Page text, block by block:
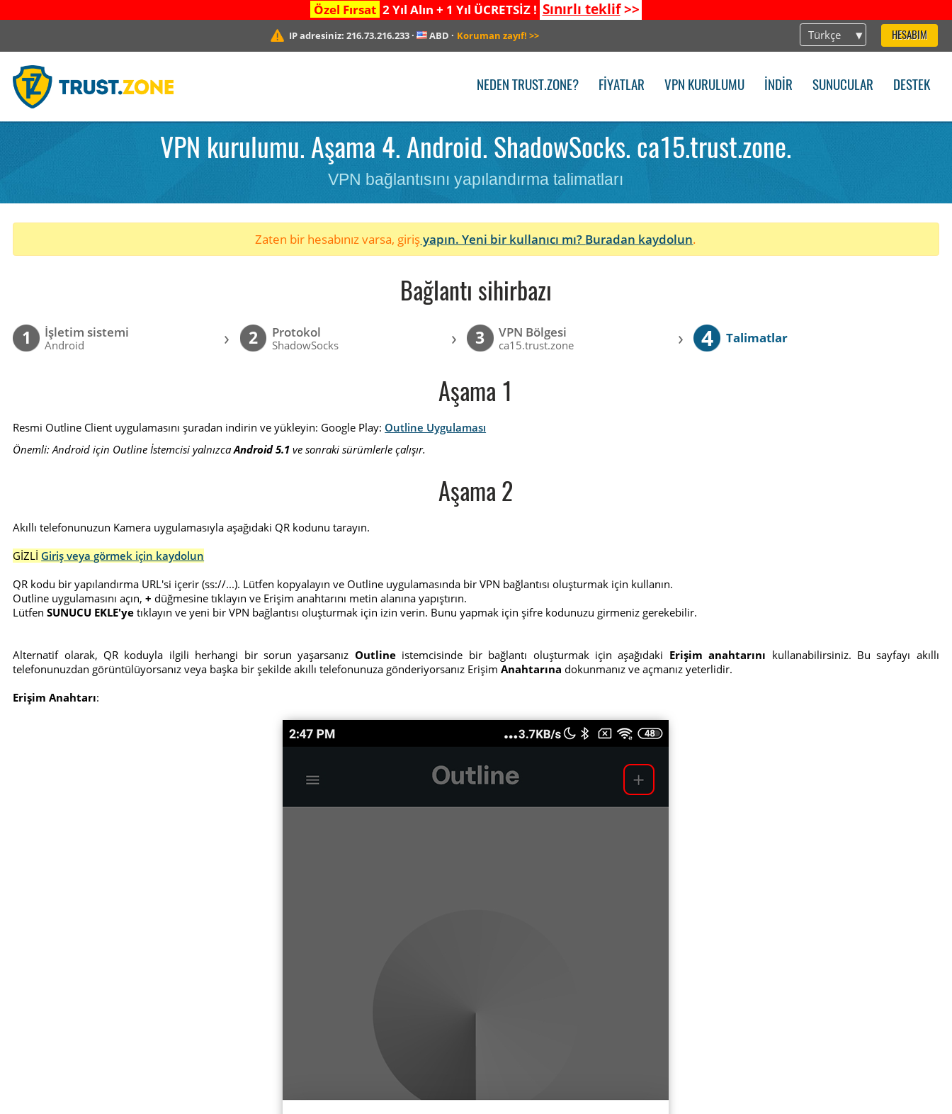
Özel Fırsat 2 Yıl Alın + 1 Yıl ÜCRETSİZ ! Sınırlı teklif>>
Türkçe HESABIM
IP adresiniz:216.73.216.233 · ABD · Koruman zayıf! >>
NEDEN TRUST.ZONE? FIYATLAR VPN KURULUMU İNDIR SUNUCULAR DESTEK
VPN kurulumu. Aşama 4. Android. ShadowSocks. ca15.trust.zone.
VPN bağlantısını yapılandırma talimatları
Zaten bir hesabınız varsa, girişyapın. Yeni bir kullanıcı mı? Buradan kaydolun.
Bağlantı sihirbazı
1 İşletim sistemi
Android › 2 Protokol
ShadowSocks › 3 VPN Bölgesi
ca15.trust.zone › 4 Talimatlar
Aşama 1
Resmi Outline Client uygulamasını şuradan indirin ve yükleyin: Google Play: Outline Uygulaması
Önemli: Android için Outline İstemcisi yalnızcaAndroid 5.1 ve sonraki sürümlerle çalışır.
Aşama 2
Akıllı telefonunuzun Kamera uygulamasıyla aşağıdaki QR kodunu tarayın.
GİZLİ Giriş veya görmek için kaydolun
QR kodu bir yapılandırma URL'si içerir (ss://...). Lütfen kopyalayın ve Outline uygulamasında bir VPN bağlantısı oluşturmak için kullanın.
Outline uygulamasını açın,+ düğmesine tıklayın ve Erişim anahtarını metin alanına yapıştırın.
LütfenSUNUCU EKLE'ye tıklayın ve yeni bir VPN bağlantısı oluşturmak için izin verin. Bunu yapmak için şifre kodunuzu girmeniz gerekebilir.
Alternatif olarak, QR koduyla ilgili herhangi bir sorun yaşarsanız Outlineistemcisinde bir bağlantı oluşturmak için aşağıdaki Erişim anahtarını kullanabilirsiniz. Bu sayfayı akıllı
telefonunuzdan görüntülüyorsanız veya başka bir şekilde akıllı telefonunuza gönderiyorsanız ErişimAnahtarına dokunmanız ve açmanız yeterlidir.
Erişim Anahtarı: